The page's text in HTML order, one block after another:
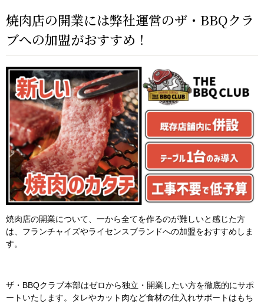
焼肉店の開業には弊社運営のザ・BBQクラ
ブへの加盟がおすすめ！
焼肉店の開業について、一から全てを作るのが難しいと感じた方
は、フランチャイズやライセンスブランドへの加盟をおすすめしま
す。
ザ・BBQクラブ本部はゼロから独立・開業したい方を徹底的にサポ
ートいたします。タレやカット肉など食材の仕入れサポートはもち